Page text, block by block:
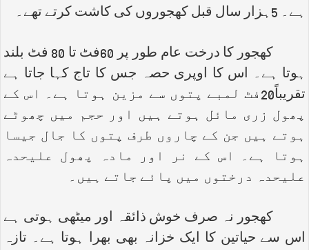
ہے۔ 5ہزار سال قبل کھجوروں کی کاشت کرتے تھے۔
کھجور کا درخت عام طور پر 60فٹ تا 80 فٹ بلند
ہوتا ہے۔ اس کا اوپری حصہ جس کا تاج کہا جاتا ہے
تقریباً20فٹ لمبے پتوں سے مزین ہوتا ہے۔ اس کے
پھول زری مائل ہوتے ہیں اور حجم میں چھوٹے
ہوتے ہیں جن کے چاروں طرف پتوں کا جال جیسا
ہوتا ہے۔ اس کے نر اور مادہ پھول علیحدہ
علیحدہ درختوں میں پائے جاتے ہیں۔
کھجور نہ صرف خوش ذائقہ اور میٹھی ہوتی ہے
اس سے حیاتین کا ایک خزانہ بھی بھرا ہوتا ہے۔ تازہ